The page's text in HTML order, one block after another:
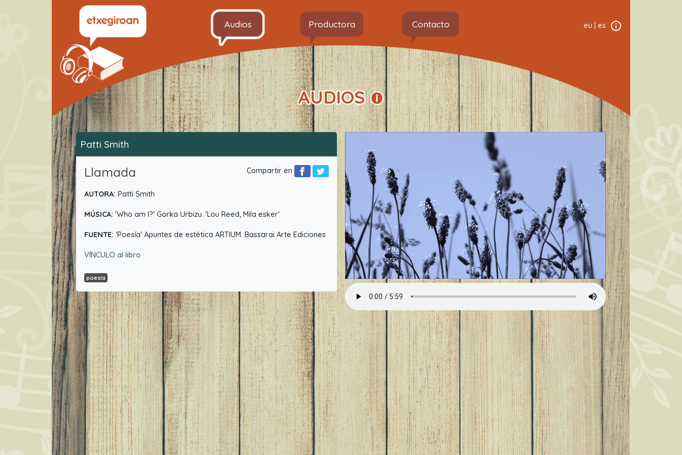
Audios Productora Contacto eu es
AUDIOS
Patti Smith
Compartir en
Llamada
AUTORA: Patti Smith
MÚSICA: 'Who am I?' Gorka Urbizu. 'Lou Reed, Mila esker'
FUENTE: 'Poesía' Apuntes de estética ARTIUM. Bassarai Arte Ediciones
VÍNCULO al libro
poesía